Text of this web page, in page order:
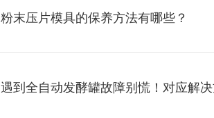
粉末压片模具的保养方法有哪些？
遇到全自动发酵罐故障别慌！对应解